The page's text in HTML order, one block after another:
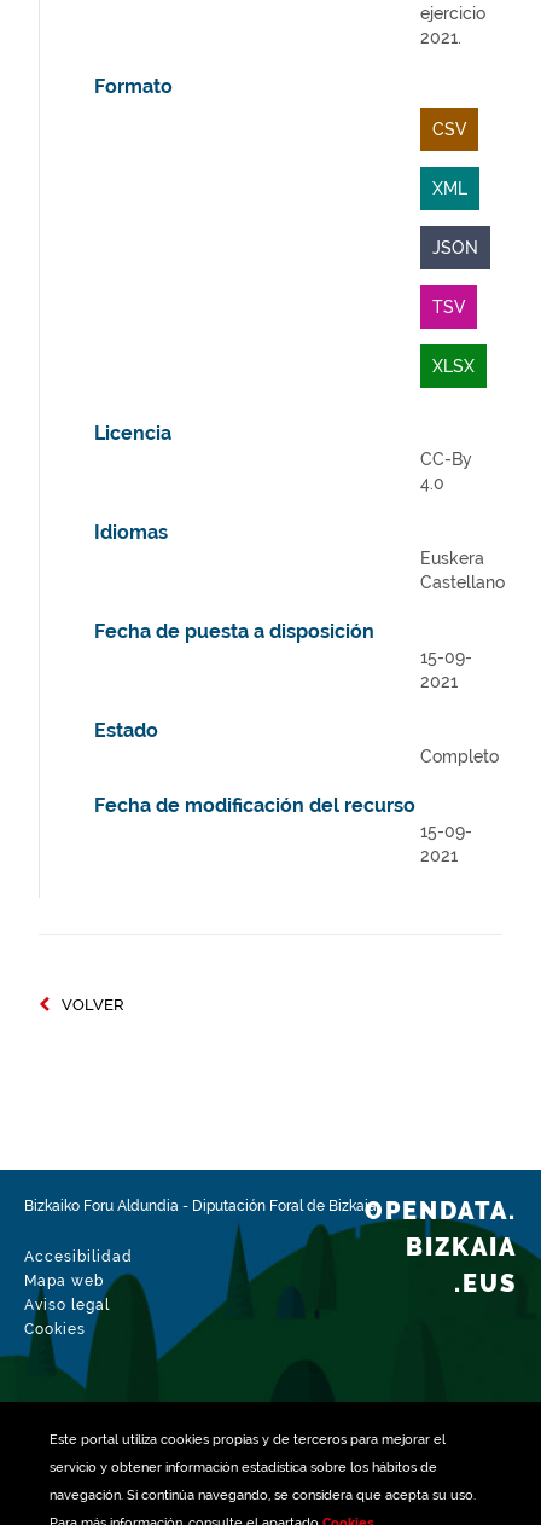
Este portal utiliza cookiespropias y de terceros para mejorar el
servicio y obtener información estadística sobre los hábitos de
navegación. Si continúa navegando, se considera que acepta su uso.
ejercicio
2021.
Formato
CSV
XML
JSON
TSV
XLSX
Licencia
CC-By
4.0
Idiomas
Euskera
Castellano
Fecha de puesta a disposición
15-09-
2021
Estado
Completo
Fecha de modificación del recurso
15-09-
2021
VOLVER
Bizkaiko Foru Aldundia - Diputación Foral de Bizkaia
Accesibilidad
Mapa web
Aviso legal
Cookies
OPENDATA.
BIZKAIA
.EUS